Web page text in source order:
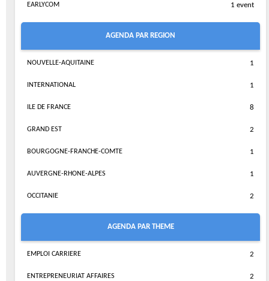
EARLYCOM 1 event
AGENDA PAR REGION
NOUVELLE-AQUITAINE 1
INTERNATIONAL 1
ILE DE FRANCE 8
GRAND EST 2
BOURGOGNE-FRANCHE-COMTE 1
AUVERGNE-RHONE-ALPES 1
OCCITANIE 2
AGENDA PAR THEME
EMPLOI CARRIERE 2
ENTREPRENEURIAT AFFAIRES 2